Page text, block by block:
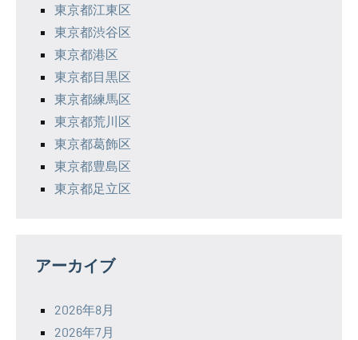
東京都江東区
東京都渋谷区
東京都港区
東京都目黒区
東京都練馬区
東京都荒川区
東京都葛飾区
東京都豊島区
東京都足立区
アーカイブ
2026年8月
2026年7月